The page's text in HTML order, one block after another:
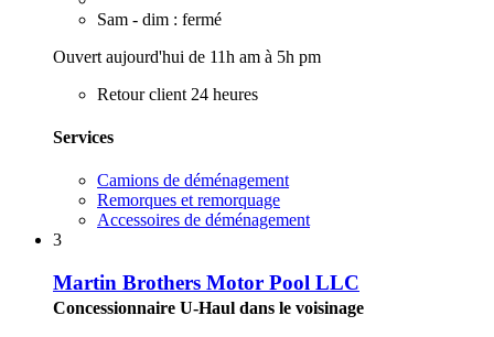
Sam - dim : fermé
Ouvert aujourd'hui de 11h am à 5h pm
Retour client 24 heures
Services
Camions de déménagement
Remorques et remorquage
Accessoires de déménagement
3
Martin Brothers Motor Pool LLC
Concessionnaire U-Haul dans le voisinage